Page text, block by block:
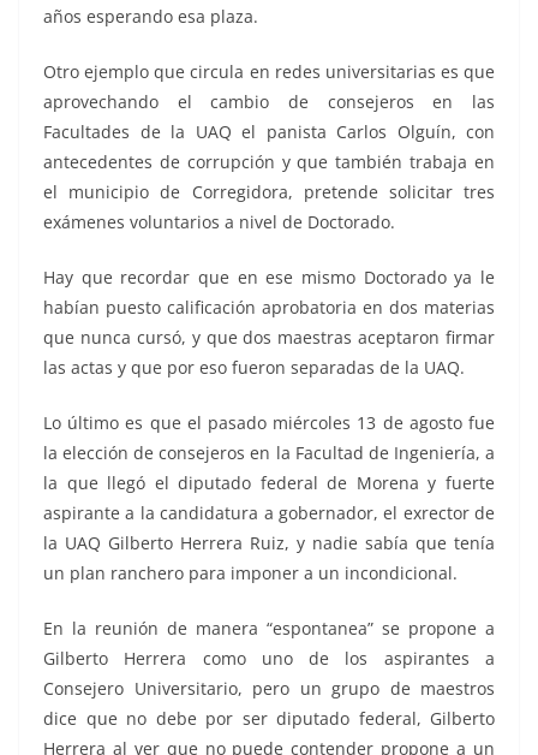
años esperando esa plaza.
Otro ejemplo que circula en redes universitarias es que
aprovechando el cambio de consejeros en las
Facultades de la UAQ el panista Carlos Olguín, con
antecedentes de corrupción y que también trabaja en
el municipio de Corregidora, pretende solicitar tres
exámenes voluntarios a nivel de Doctorado.
Hay que recordar que en ese mismo Doctorado ya le
habían puesto calificación aprobatoria en dos materias
que nunca cursó, y que dos maestras aceptaron firmar
las actas y que por eso fueron separadas de la UAQ.
Lo último es que el pasado miércoles 13 de agosto fue
la elección de consejeros en la Facultad de Ingeniería, a
la que llegó el diputado federal de Morena y fuerte
aspirante a la candidatura a gobernador, el exrector de
la UAQ Gilberto Herrera Ruiz, y nadie sabía que tenía
un plan ranchero para imponer a un incondicional.
En la reunión de manera “espontanea” se propone a
Gilberto Herrera como uno de los aspirantes a
Consejero Universitario, pero un grupo de maestros
dice que no debe por ser diputado federal, Gilberto
Herrera al ver que no puede contender propone a un